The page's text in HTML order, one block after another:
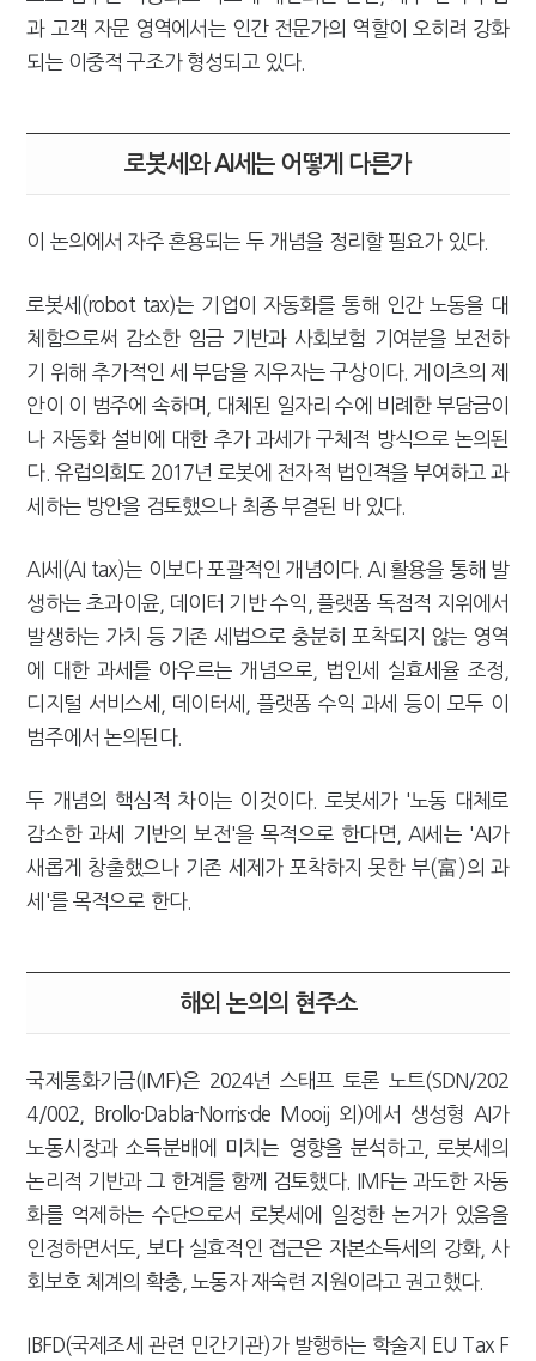
과 고객 자문 영역에서는 인간 전문가의 역할이 오히려 강화
되는 이중적 구조가 형성되고 있다.
로봇세와 AI세는 어떻게 다른가
이 논의에서 자주 혼용되는 두 개념을 정리할 필요가 있다.
로봇세(robot tax)는 기업이 자동화를 통해 인간 노동을 대
체함으로써 감소한 임금 기반과 사회보험 기여분을 보전하
기 위해 추가적인 세 부담을 지우자는 구상이다. 게이츠의 제
안이 이 범주에 속하며, 대체된 일자리 수에 비례한 부담금이
나 자동화 설비에 대한 추가 과세가 구체적 방식으로 논의된
다. 유럽의회도 2017년 로봇에 전자적 법인격을 부여하고 과
세하는 방안을 검토했으나 최종 부결된 바 있다.
AI세(AI tax)는 이보다 포괄적인 개념이다. AI 활용을 통해 발
생하는 초과이윤, 데이터 기반 수익, 플랫폼 독점적 지위에서
발생하는 가치 등 기존 세법으로 충분히 포착되지 않는 영역
에 대한 과세를 아우르는 개념으로, 법인세 실효세율 조정,
디지털 서비스세, 데이터세, 플랫폼 수익 과세 등이 모두 이
범주에서 논의된다.
두 개념의 핵심적 차이는 이것이다. 로봇세가 '노동 대체로
감소한 과세 기반의 보전'을 목적으로 한다면, AI세는 'AI가
새롭게 창출했으나 기존 세제가 포착하지 못한 부(富)의 과
세'를 목적으로 한다.
해외 논의의 현주소
국제통화기금(IMF)은 2024년 스태프 토론 노트(SDN/202
4/002, Brollo·Dabla-Norris·de Mooij 외)에서 생성형 AI가
노동시장과 소득분배에 미치는 영향을 분석하고, 로봇세의
논리적 기반과 그 한계를 함께 검토했다. IMF는 과도한 자동
화를 억제하는 수단으로서 로봇세에 일정한 논거가 있음을
인정하면서도, 보다 실효적인 접근은 자본소득세의 강화, 사
회보호 체계의 확충, 노동자 재숙련 지원이라고 권고했다.
IBFD(국제조세 관련 민간기관)가 발행하는 학술지 EU Tax F